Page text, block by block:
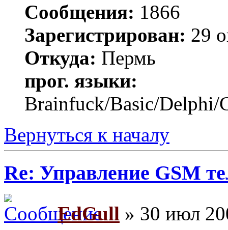
Сообщения: 1866
Зарегистрирован: 29
Откуда: Пермь
прог. языки:
Brainfuck/Basic/Delphi/
Вернуться к началу
Re: Управление GSM
EdGull » 30 июл